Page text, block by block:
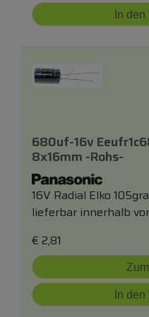
In
680uf-16v
8x16mm -rohs-
16V Radial Elko
lieferbar innerhalb
€ 2,81
In